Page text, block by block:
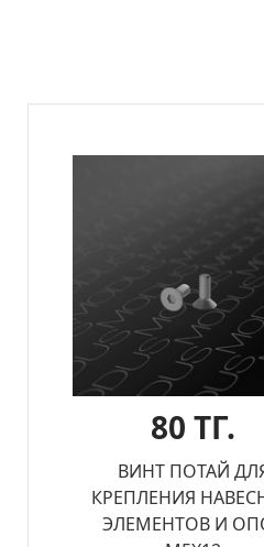
80 ТГ.
ВИНТ ПОТАЙ
КРЕПЛЕНИЯ
ЭЛЕМЕНТОВ И